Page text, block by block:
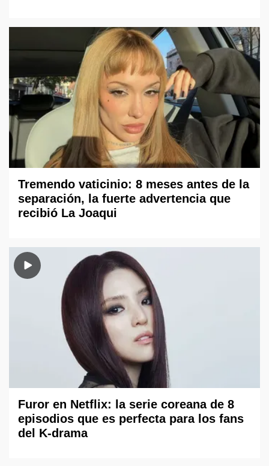
Tremendo vaticinio: 8 meses antes de la
separación, la fuerte advertencia que
recibió La Joaqui
Furor en Netflix: la serie coreana de 8
episodios que es perfecta para los fans
del K-drama